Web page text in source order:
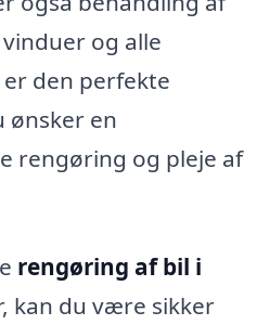
og alle
den perfekte
ønsker en
rengøring og pleje af
rengøring af bil i
kan du være sikker